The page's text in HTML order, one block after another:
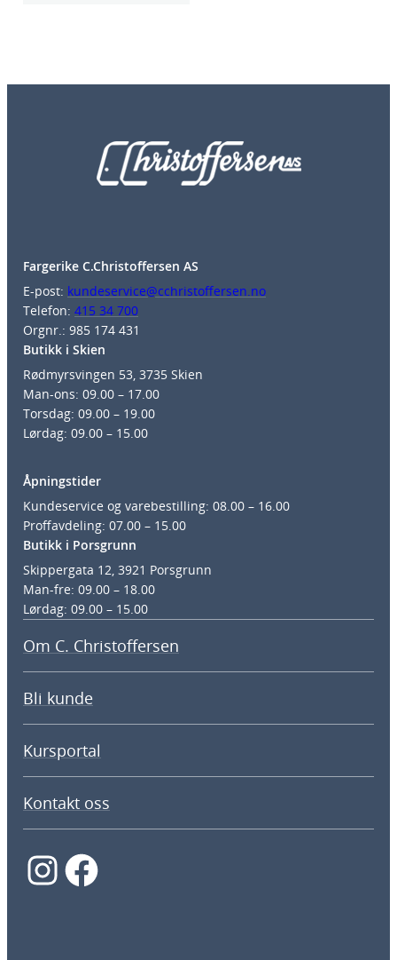
Fargerike C.Christoffersen AS
E-post: kundeservice@cchristoffersen.no
Telefon: 415 34 700
Orgnr.: 985 174 431
Butikk i Skien
Rødmyrsvingen 53, 3735 Skien
Man-ons: 09.00 – 17.00
Torsdag: 09.00 – 19.00
Lørdag: 09.00 – 15.00
Åpningstider
Kundeservice og varebestilling: 08.00 – 16.00
Proffavdeling: 07.00 – 15.00
Butikk i Porsgrunn
Skippergata 12, 3921 Porsgrunn
Man-fre: 09.00 – 18.00
Lørdag: 09.00 – 15.00
Om C. Christoffersen
Bli kunde
Kursportal
Kontakt oss
InstagramFacebook